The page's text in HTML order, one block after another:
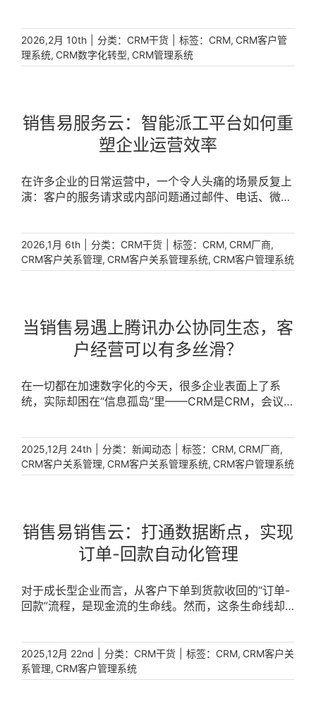
2026,2月 10th 分类： CRM干货 标签： CRM, CRM客户管
理系统, CRM数字化转型, CRM管理系统
销售易服务云：智能派工平台如何重
塑企业运营效率
在许多企业的日常运营中，一个令人头痛的场景反复上
演：客户的服务请求或内部问题通过邮件、电话、微信
务。这不仅导致响应迟缓，更使得宝贵的客户数据与业
务数据在传递中失真、遗漏，形成一个个“数据孤岛”。
企业亟需一种解决方案，既能整合分散的数据，又能实
彻底改变了传统的工作模式。 [...]
2026,1月 6th 分类： CRM干货 标签： CRM, CRM厂商,
CRM客户关系管理, CRM客户关系管理系统, CRM客户管理系统
当销售易遇上腾讯办公协同生态，客
户经营可以有多丝滑？
在一切都在加速数字化的今天，很多企业表面上了系
统，实际却困在“信息孤岛”里——CRM是CRM，会议是
入企业微信、腾讯会议、腾讯乐享和腾讯电子签，CRM
不再只是一个客户关系管理工具，而变成了一个“活”的
业务协同中心，让客户经营真正高效、安全、省心。
2025,12月 24th 分类： 新闻动态 标签： CRM, CRM厂商,
CRM客户关系管理, CRM客户关系管理系统, CRM客户管理系统
销售易销售云：打通数据断点，实现
订单-回款自动化管理
对于成长型企业而言，从客户下单到货款收回的“订单-
回款”流程，是现金流的生命线。然而，这条生命线却
致效率低下、错误频出、回款延迟。现代CRM系统的核
心价值，正是通过集成与自动化，彻底打通这一关键业
务流程，实现订单-回款自动化管理，将企业的资金周
2025,12月 22nd 分类： CRM干货 标签： CRM, CRM客户关
系管理, CRM客户管理系统